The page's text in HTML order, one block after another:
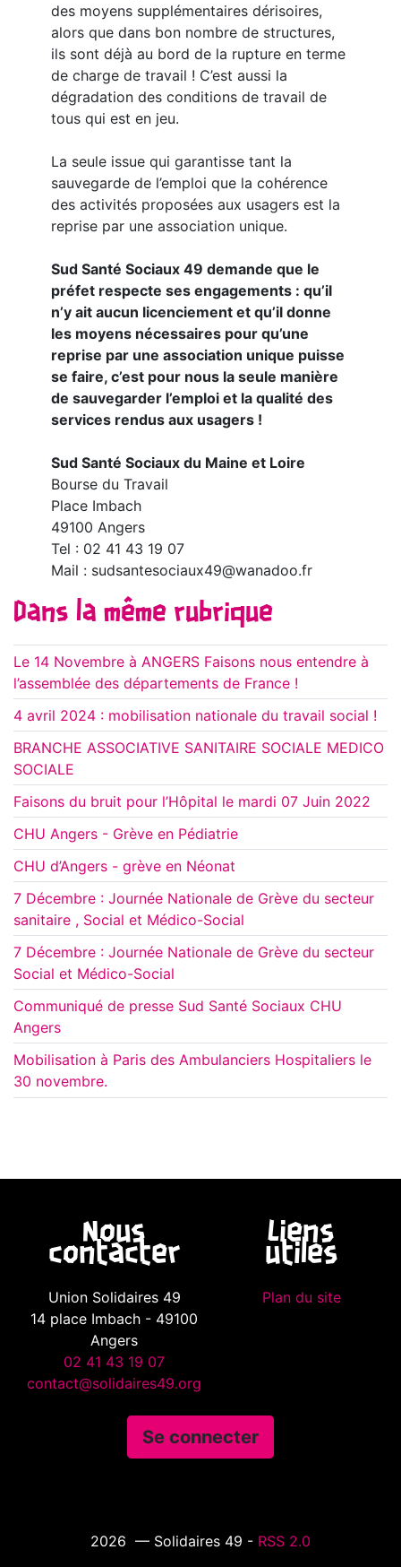
des moyens supplémentaires dérisoires,
alors que dans bon nombre de structures,
ils sont déjà au bord de la rupture en terme
de charge de travail ! C’est aussi la
dégradation des conditions de travail de
tous qui est en jeu.
La seule issue qui garantisse tant la
sauvegarde de l’emploi que la cohérence
des activités proposées aux usagers est la
reprise par une association unique.
Sud Santé Sociaux 49 demande que le
préfet respecte ses engagements : qu’il
n’y ait aucun licenciement et qu’il donne
les moyens nécessaires pour qu’une
reprise par une association unique puisse
se faire, c’est pour nous la seule manière
de sauvegarder l’emploi et la qualité des
services rendus aux usagers !
Sud Santé Sociaux du Maine et Loire
Bourse du Travail
Place Imbach
49100 Angers
Tel : 02 41 43 19 07
Mail : sudsantesociaux49@wanadoo.fr
Dans la même rubrique
Le 14 Novembre à ANGERS Faisons nous entendre à
l’assemblée des départements de France !
4 avril 2024 : mobilisation nationale du travail social !
BRANCHE ASSOCIATIVE SANITAIRE SOCIALE MEDICO
SOCIALE
Faisons du bruit pour l’Hôpital le mardi 07 Juin 2022
CHU Angers - Grève en Pédiatrie
CHU d’Angers - grève en Néonat
7 Décembre : Journée Nationale de Grève du secteur
sanitaire , Social et Médico-Social
7 Décembre : Journée Nationale de Grève du secteur
Social et Médico-Social
Communiqué de presse Sud Santé Sociaux CHU
Angers
Mobilisation à Paris des Ambulanciers Hospitaliers le
30 novembre.
Nous
contacter
Union Solidaires 49
14 place Imbach - 49100
Angers
02 41 43 19 07
contact@solidaires49.org
Liens
utiles
Plan du site
Se connecter
2026 — Solidaires 49 - RSS 2.0